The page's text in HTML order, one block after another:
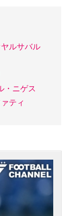
ルサバル
・ニゲス
ティ